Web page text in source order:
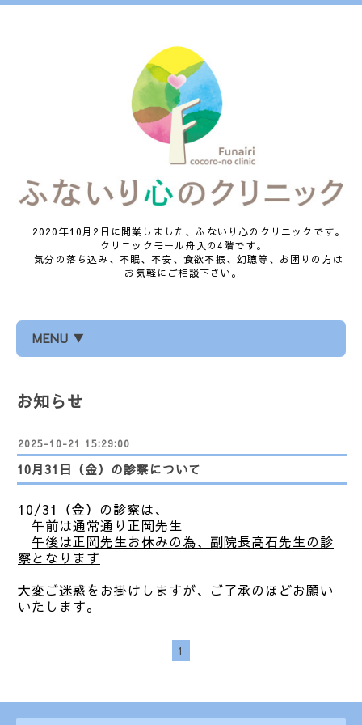
2020年10月2日に開業しました、ふないり心のクリニックです。
クリニックモール舟入の4階です。
気分の落ち込み、不眠、不安、食欲不振、幻聴等、お困りの方は
お気軽にご相談下さい。
MENU ▼
お知らせ
2025-10-21 15:29:00
10月31日（金）の診察について
10/31（金）の診察は、
午前は通常通り正岡先生
午後は正岡先生お休みの為、副院長高石先生の診
察となります
大変ご迷惑をお掛けしますが、ご了承のほどお願い
いたします。
1